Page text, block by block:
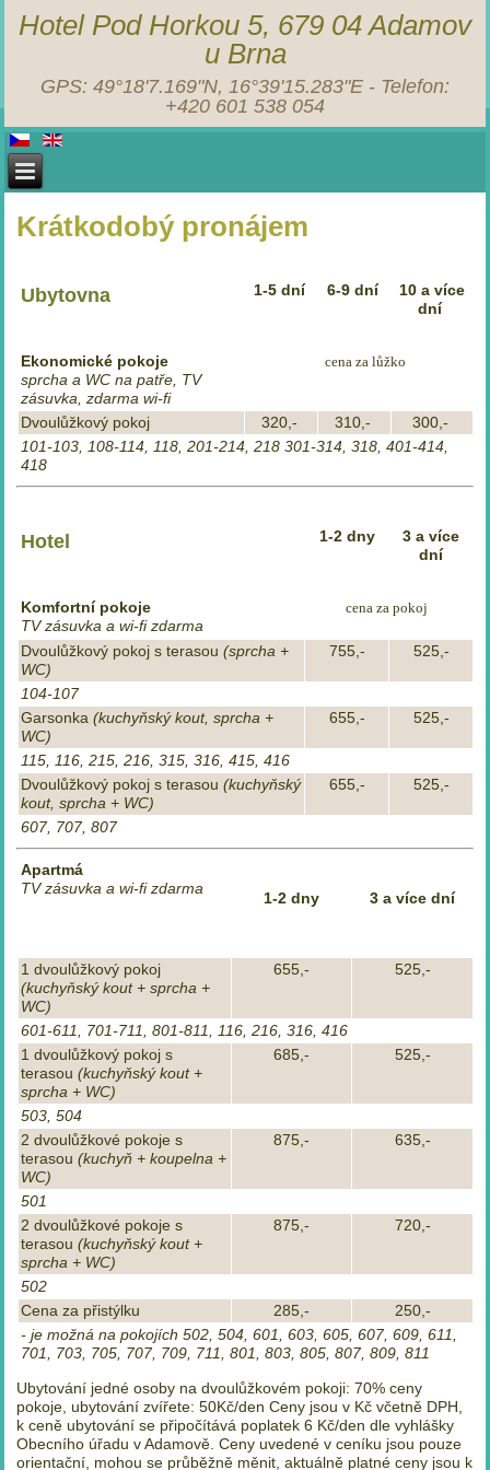
Hotel Pod Horkou 5, 679 04 Adamov
u Brna
GPS: 49°18'7.169"N, 16°39'15.283"E - Telefon:
+420 601 538 054
Krátkodobý pronájem
Ubytovna 1-5 dní 6-9 dní
10 a více
dní
Ekonomické pokoje
sprcha a WC na patře, TV
zásuvka, zdarma wi-fi
cena za lůžko
Dvoulůžkový pokoj 320,- 310,-
300,-
101-103, 108-114, 118, 201-214, 218 301-314, 318, 401-414,
418
Hotel 1-2 dny
3 a více
dní
Komfortní pokoje
TV zásuvka a wi-fi zdarma
cena za pokoj
Dvoulůžkový pokoj s terasou(sprcha +
WC)
755,- 525,-
104-107
Garsonka(kuchyňský kout, sprcha +
WC)
655,- 525,-
115, 116, 215, 216, 315, 316, 415, 416
Dvoulůžkový pokoj s terasou(kuchyňský
kout, sprcha + WC)
655,- 525,-
607, 707, 807
Apartmá
TV zásuvka a wi-fi zdarma
1-2 dny 3 a více dní
1 dvoulůžkový pokoj
(kuchyňský kout + sprcha +
WC)
655,- 525,-
601-611, 701-711, 801-811, 116, 216, 316, 416
1 dvoulůžkový pokoj s
terasou(kuchyňský kout +
sprcha + WC)
685,- 525,-
503, 504
2 dvoulůžkové pokoje s
terasou(kuchyň + koupelna +
WC)
875,- 635,-
501
2 dvoulůžkové pokoje s
terasou(kuchyňský kout +
sprcha + WC)
875,- 720,-
502
Cena za přistýlku
285,-
250,-
- je možná na pokojích 502, 504, 601, 603, 605, 607, 609, 611,
701, 703, 705, 707, 709, 711, 801, 803, 805, 807, 809, 811
Ubytování jedné osoby na dvoulůžkovém pokoji: 70% ceny
pokoje, ubytování zvířete: 50Kč/den Ceny jsou v Kč včetně DPH,
k ceně ubytování se připočítává poplatek 6 Kč/den dle vyhlášky
Obecního úřadu v Adamově. Ceny uvedené v ceníku jsou pouze
orientační, mohou se průběžně měnit, aktuálně platné ceny jsou k